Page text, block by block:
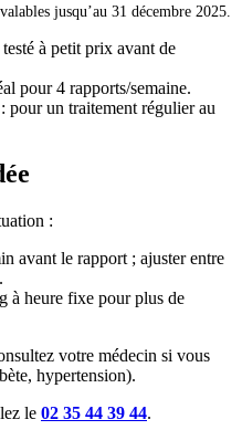
jusqu’au 31 décembre 2025.
à petit prix avant de
pour 4 rapports/semaine.
pour un traitement régulier au
:
avant le rapport ; ajuster entre
à heure fixe pour plus de
votre médecin si vous
hypertension).
le 02 35 44 39 44.